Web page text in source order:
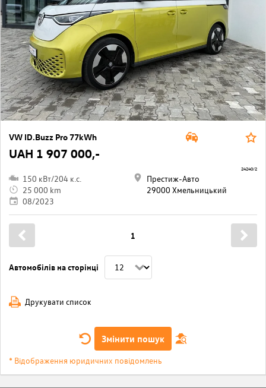
VW ID.Buzz Pro 77kWh
UAH 1 907 000,-
150 кВт/204 к.с.
25 000 km
08/2023
Престиж-Авто
29000 Хмельницький
24240/2
Автомобілів на сторінці
1
Друкувати список
Змінити пошук
* Відображення юридичних повідомлень